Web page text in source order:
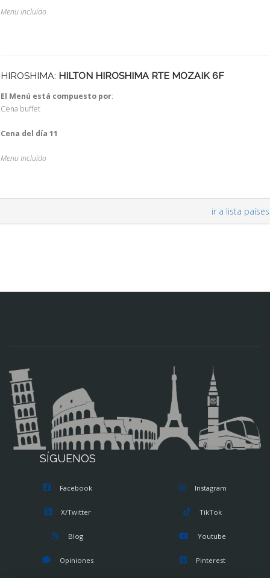
Menu Incluído
HIROSHIMA: HILTON HIROSHIMA RTE MOZAIK 6F
El Menú está compuesto por:
Cena buffet
Cena del día 11
Menu Incluído
ir a lista países
SÍGUENOS
Facebook
X/Twitter
Blog
Opiniones
Instagram
TikTok
Youtube
Pinterest